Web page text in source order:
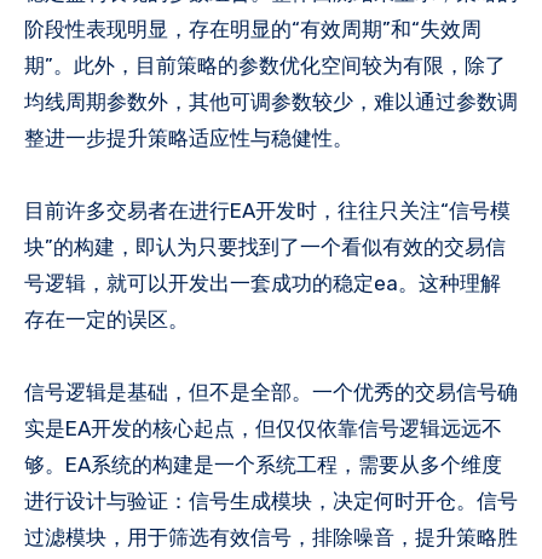
阶段性表现明显，存在明显的“有效周期”和“失效周
期”。此外，目前策略的参数优化空间较为有限，除了
均线周期参数外，其他可调参数较少，难以通过参数调
整进一步提升策略适应性与稳健性。
目前许多交易者在进行EA开发时，往往只关注“信号模
块”的构建，即认为只要找到了一个看似有效的交易信
号逻辑，就可以开发出一套成功的稳定ea。这种理解
存在一定的误区。
信号逻辑是基础，但不是全部。一个优秀的交易信号确
实是EA开发的核心起点，但仅仅依靠信号逻辑远远不
够。EA系统的构建是一个系统工程，需要从多个维度
进行设计与验证：信号生成模块，决定何时开仓。信号
过滤模块，用于筛选有效信号，排除噪音，提升策略胜